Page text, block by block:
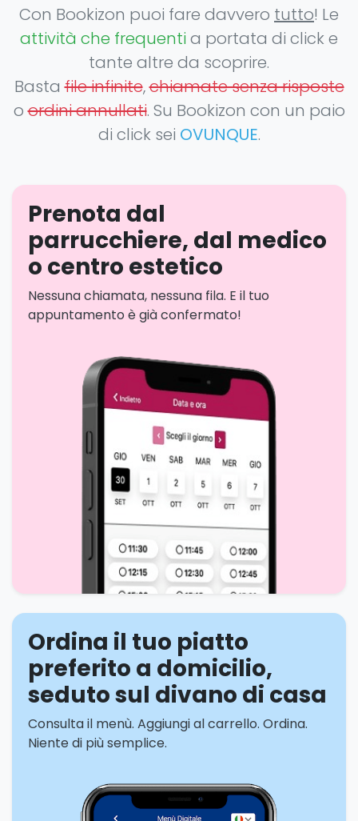
Con Bookizon puoi fare davvero tutto! Le
attività che frequentia portata di click e
tante altre da scoprire.
Bastafile infinite,chiamate senza risposte
oordini annullati. Su Bookizon con un paio
di click sei OVUNQUE.
Prenota dal
parrucchiere, dal medico
o centro estetico
Nessuna chiamata, nessuna fila. E il tuo
appuntamento è già confermato!
Ordina il tuo piatto
preferito a domicilio,
seduto sul divano di casa
Consulta il menù. Aggiungi al carrello. Ordina.
Niente di più semplice.